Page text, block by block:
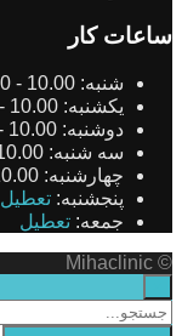
ساعات کار
شنبه: 10.00 - 21.00
یکشنبه: 10.00 - 21.00
دوشنبه: 10.00 - 21.00
سه شنبه: - 21.00
چهارشنبه: - 21.00
پنجشنبه: تعطیل
جمعه: تعطیل
© Mihaclinic